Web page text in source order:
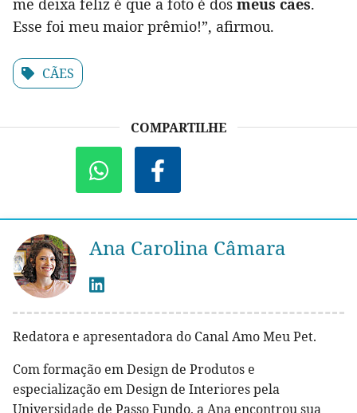
me deixa feliz é que a foto é dos meus cães.
Esse foi meu maior prêmio!”, afirmou.
CÃES
COMPARTILHE
Ana Carolina Câmara
Redatora e apresentadora do Canal Amo Meu Pet.
Com formação em Design de Produtos e
especialização em Design de Interiores pela
Universidade de Passo Fundo, a Ana encontrou sua